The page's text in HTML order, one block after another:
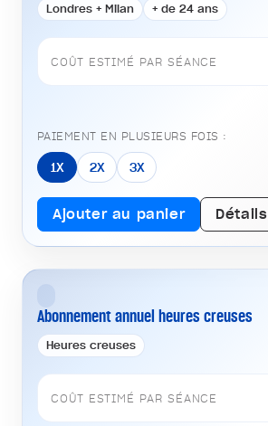
Londres + Milan
+ de 24 ans
COÛT ESTIMÉ PAR SÉANCE
PAIEMENT EN PLUSIEURS FOIS :
1X 2X 3X
Ajouter au panier Détails
Abonnement annuel heures creuses
Heures creuses
COÛT ESTIMÉ PAR SÉANCE